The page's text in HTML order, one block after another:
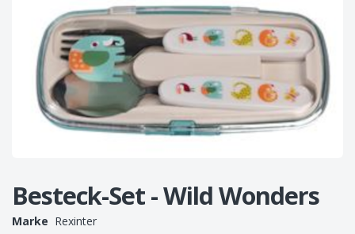
Besteck-Set - Wild Wonders
Marke Rexinter